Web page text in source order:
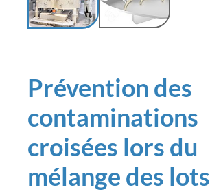
Prévention des
contaminations
croisées lors du
mélange des lots